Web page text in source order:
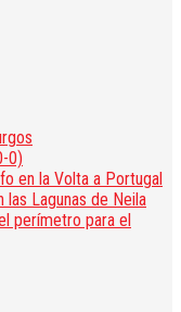
0)
en la Volta a Portugal
las Lagunas de Neila
perímetro para el